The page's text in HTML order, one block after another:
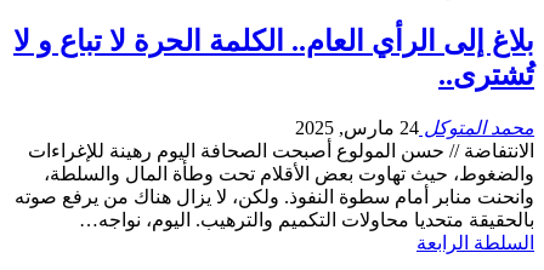
بلاغ إلى الرأي العام.. الكلمة الحرة لا تباع و لا
تُشترى..
محمد المتوكل 24 مارس, 2025
الانتفاضة // حسن المولوع أصبحت الصحافة اليوم رهينة للإغراءات
والضغوط، حيث تهاوت بعض الأقلام تحت وطأة المال والسلطة،
وانحنت منابر أمام سطوة النفوذ. ولكن، لا يزال هناك من يرفع صوته
بالحقيقة متحديا محاولات التكميم والترهيب. اليوم، نواجه…
السلطة الرابعة